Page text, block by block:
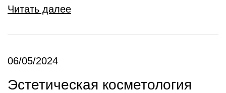
Читать далее
06/05/2024
Эстетическая косметология